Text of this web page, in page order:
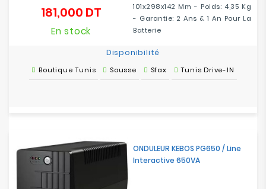
101x298x142 Mm - Poids: 4,35 Kg
- Garantie: 2 Ans & 1 An Pour La
Batterie
181,000 DTPrix
En stock
Disponibilité
Boutique Tunis Sousse Sfax Tunis Drive-IN
ONDULEUR KEBOS PG650 / Line
Interactive 650VA